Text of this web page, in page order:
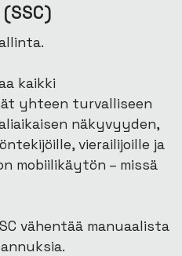
kaikki
yhteen turvalliseen
näkyvyyden,
vierailijoille ja
mobiilikäytön – missä
vähentää manuaalista